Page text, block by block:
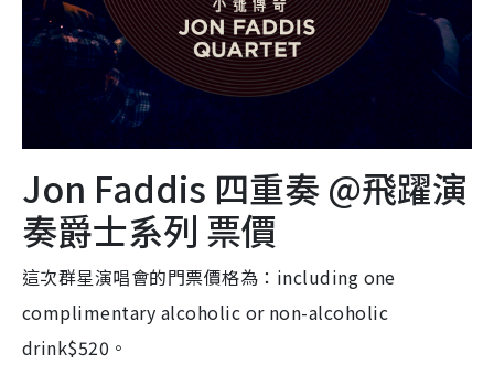
Jon Faddis 四重奏 @飛躍演
奏爵士系列 票價
這次群星演唱會的門票價格為：including one
complimentary alcoholic or non-alcoholic
drink$520。